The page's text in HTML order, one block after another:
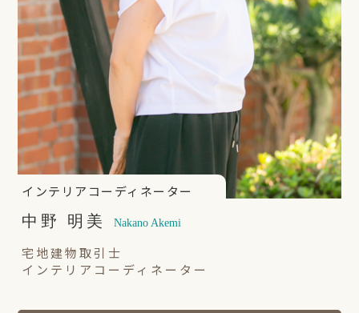
インテリアコーディネーター
中野 明美 Nakano Akemi
宅地建物取引士
インテリアコーディネーター